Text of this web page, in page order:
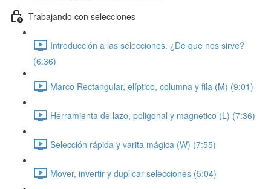
Trabajando con selecciones
Introducción a las selecciones. ¿De que nos sirve?
(6:36)
Marco Rectangular, elíptico, columna y fila (M) (9:01)
Herramienta de lazo, poligonal y magnetico (L) (7:36)
Selección rápida y varita mágica (W) (7:55)
Mover, invertir y duplicar selecciones (5:04)